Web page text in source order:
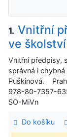
1. Vnitřní
ve školství
Vnitřní předpisy,
správná i
Puškinová.
978-80-7357-
SO-MiVn
Do košíku